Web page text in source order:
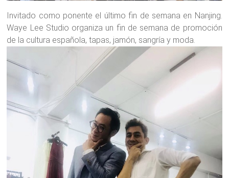
Invitado como ponente el último fin de semana en Nanjing.
Waye Lee Studio organiza un fin de semana de promoción
de la cultura española, tapas, jamón, sangría y moda.